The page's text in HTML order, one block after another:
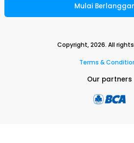
Mulai
Copyright,2026. All
Terms &
Our partners